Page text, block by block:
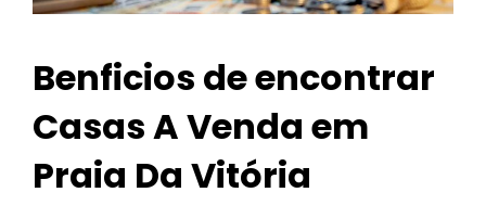
Benficios de encontrar
Casas A Venda em
Praia Da Vitória